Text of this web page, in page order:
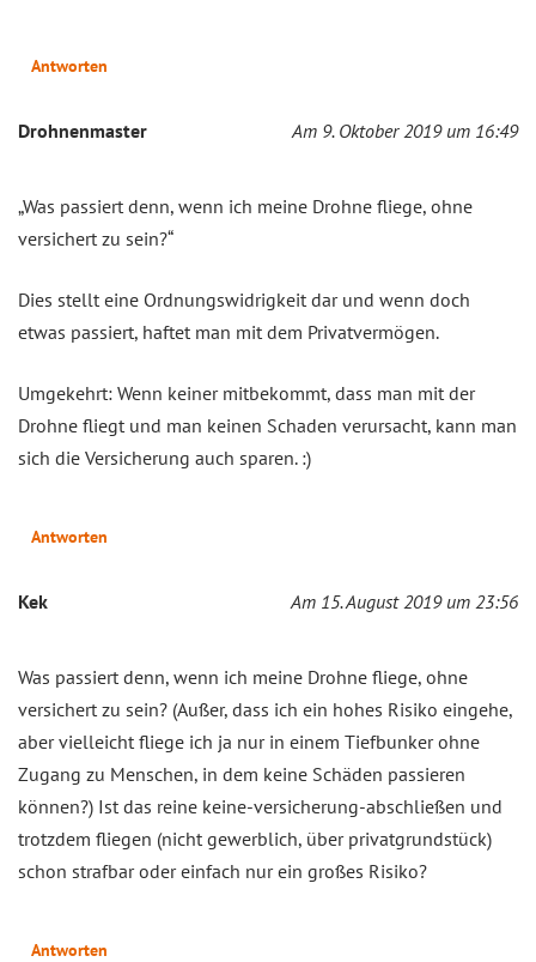
Antworten
Drohnenmaster Am 9. Oktober 2019 um 16:49
„Was passiert denn, wenn ich meine Drohne fliege, ohne
versichert zu sein?“
Dies stellt eine Ordnungswidrigkeit dar und wenn doch
etwas passiert, haftet man mit dem Privatvermögen.
Umgekehrt: Wenn keiner mitbekommt, dass man mit der
Drohne fliegt und man keinen Schaden verursacht, kann man
sich die Versicherung auch sparen. :)
Antworten
Kek Am 15. August 2019 um 23:56
Was passiert denn, wenn ich meine Drohne fliege, ohne
versichert zu sein? (Außer, dass ich ein hohes Risiko eingehe,
aber vielleicht fliege ich ja nur in einem Tiefbunker ohne
Zugang zu Menschen, in dem keine Schäden passieren
können?) Ist das reine keine-versicherung-abschließen und
trotzdem fliegen (nicht gewerblich, über privatgrundstück)
schon strafbar oder einfach nur ein großes Risiko?
Antworten